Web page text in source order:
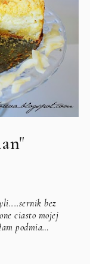
bez
ciasto mojej
podmia…